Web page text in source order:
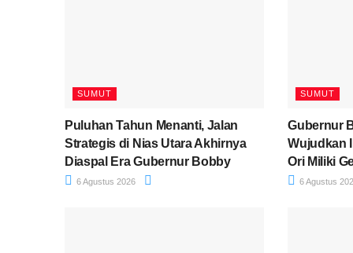
SUMUT
Puluhan Tahun Menanti, Jalan
Strategis di Nias Utara Akhirnya
Diaspal Era Gubernur Bobby
6 Agustus 2026
SUMUT
Gubernur
Wujudkan
Ori Miliki
6 Agustus